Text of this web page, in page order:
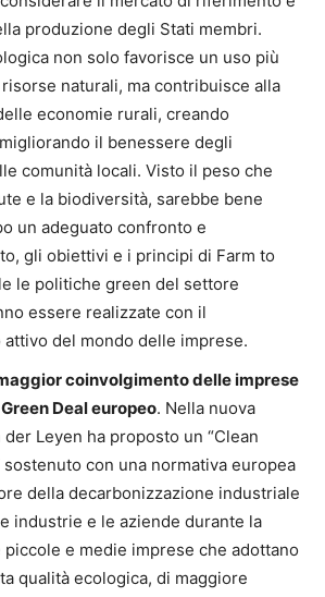
produzione degli Stati membri.
non solo favorisce un uso più
naturali, ma contribuisce alla
economie rurali, creando
il benessere degli
comunità locali. Visto il peso che
e la biodiversità, sarebbe bene
un adeguato confronto e
gli obiettivi e i principi di Farm to
le politiche green del settore
essere realizzate con il
del mondo delle imprese.
coinvolgimento delle imprese
Deal europeo. Nella nuova
Leyen ha proposto un “Clean
sostenuto con una normativa europea
della decarbonizzazione industriale
industrie e le aziende durante la
piccole e medie imprese che adottano
qualità ecologica, di maggiore